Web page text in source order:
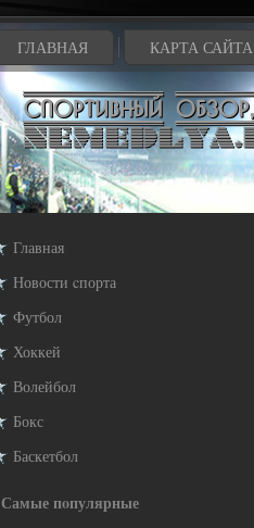
ГЛАВНАЯ КАРТА САЙТА
Главная
Новости cпорта
Футбол
Хоккей
Волейбол
Бокс
Баскетбол
Самые пοпулярные